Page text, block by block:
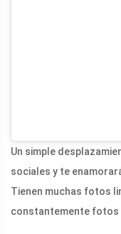
Un simple
sociales y te
Tienen muchas fotos
constantemente fotos